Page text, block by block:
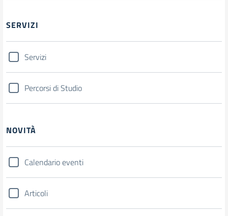
SERVIZI
Servizi
Percorsi di Studio
NOVITÀ
Calendario eventi
Articoli